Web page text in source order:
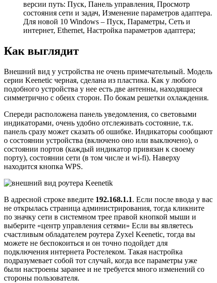
версии путь: Пуск, Панель управления, Просмотр
состояния сети и задач, Изменение параметров адаптера.
Для новой 10 Windows – Пуск, Параметры, Сеть и
интернет, Ethernet, Настройка параметров адаптера;
Как выглядит
Внешний вид у устройства не очень примечательный. Модель
серии Keenetic черная, сделана из пластика. Как у любого
подобного устройства у нее есть две антенны, находящиеся
симметрично с обеих сторон. По бокам решетки охлаждения.
Спереди расположена панель уведомления, со световыми
индикаторами, очень удобно отслеживать состояние, т.к.
панель сразу может сказать об ошибке. Индикаторы сообщают
о состоянии устройства (включено оно или выключено), о
состоянии портов (каждый индикатор привязан к своему
порту), состоянии сети (в том числе и wi-fi). Наверху
находится кнопка WPS.
В адресной строке введите 192.168.1.1. Если после ввода у вас
не открылась страница администрирования, тогда кликните
по значку сети в системном трее правой кнопкой мыши и
выберите «центр управления сетями» Если вы являетесь
счастливым обладателем роутера Zyxel Keenetic, тогда вы
можете не беспокоиться и он точно подойдет для
подключения интернета Ростелеком. Такая настройка
подразумевает собой тот случай, когда все параметры уже
были настроены заранее и не требуется много изменений со
стороны пользователя.